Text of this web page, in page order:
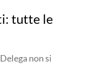
tutte le
non si